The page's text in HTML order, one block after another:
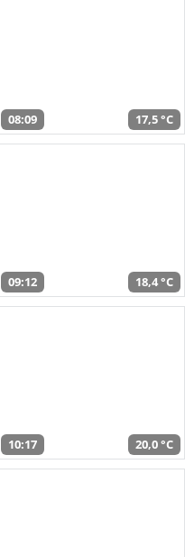
08:09 17,5 °C
09:12 18,4 °C
10:17 20,0 °C